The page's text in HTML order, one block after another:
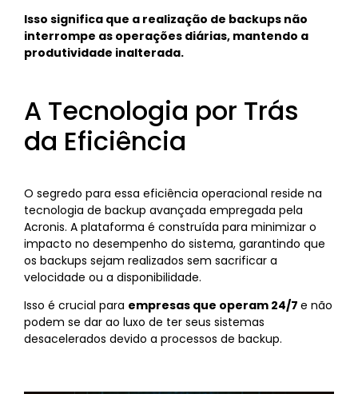
Isso significa que a realização de backups não
interrompe as operações diárias, mantendo a
produtividade inalterada.
A Tecnologia por Trás
da Eficiência
O segredo para essa eficiência operacional reside na
tecnologia de backup avançada empregada pela
Acronis. A plataforma é construída para minimizar o
impacto no desempenho do sistema, garantindo que
os backups sejam realizados sem sacrificar a
velocidade ou a disponibilidade.
Isso é crucial para empresas que operam 24/7 e não
podem se dar ao luxo de ter seus sistemas
desacelerados devido a processos de backup.